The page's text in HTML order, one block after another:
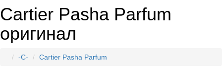
Cartier Pasha Parfum
оригинал
-C- Cartier Pasha Parfum